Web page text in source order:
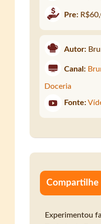
Pre:
Autor:
Canal:
Doceria
Fonte:
Compartilhe
Experimentou